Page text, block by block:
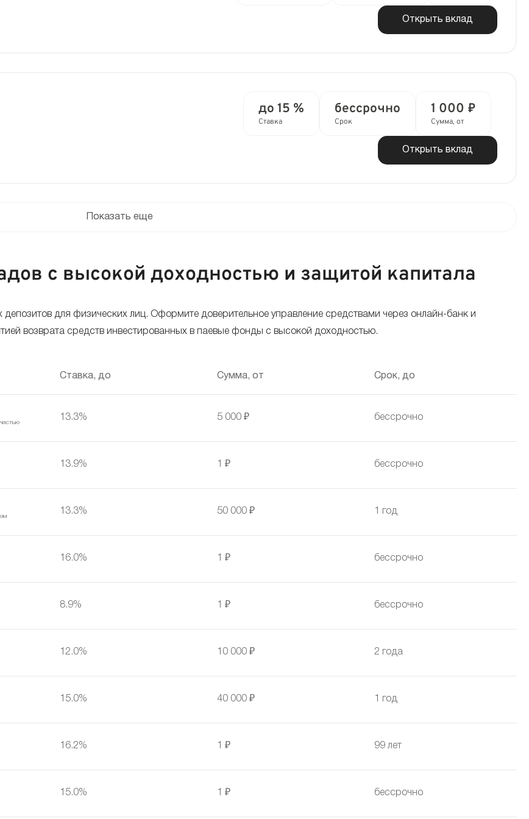
Открыть вклад
до 15 %
Ставка
бессрочно
Срок
1 000 ₽
Сумма, от
Открыть вклад
Показать еще
с высокой доходностью и защитой капитала
для физических лиц. Оформите доверительное управление средствами через онлайн-банк и
возврата средств инвестированных в паевые фонды с высокой доходностью.
Ставка, до Сумма, от Срок, до
13.3% 5 000 ₽ бессрочно
13.9% 1 ₽ бессрочно
13.3% 50 000 ₽ 1 год
16.0% 1 ₽ бессрочно
8.9% 1 ₽ бессрочно
12.0% 10 000 ₽ 2 года
15.0% 40 000 ₽ 1 год
16.2% 1 ₽ 99 лет
15.0% 1 ₽ бессрочно